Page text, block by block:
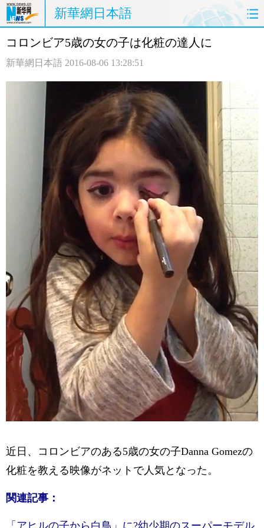
新華網日本語
ホームページ 政治 経済
観光 評論
中日対訳
コロンビア5歳の女の子は化粧の達人に
新華網日本語 2016-08-06 13:28:51
近日、 コロンビアのある5歳の女の子Danna Gomezの
化粧を教える映像がネットで人気となった。
関連記事：